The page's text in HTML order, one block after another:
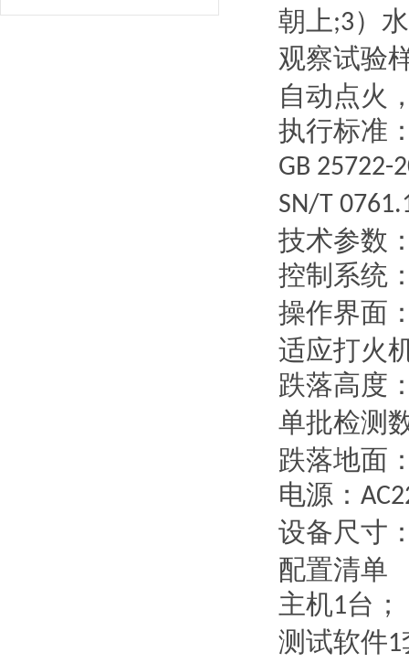
朝上;3）
观察试验
自动点火
执行标准
GB 25722-
SN/T
技术参数
控制系统
操作界面
适应打火
跌落高度
单批检测
跌落地面
电源：
设备尺寸
配置清单
主机1台；
测试软件1